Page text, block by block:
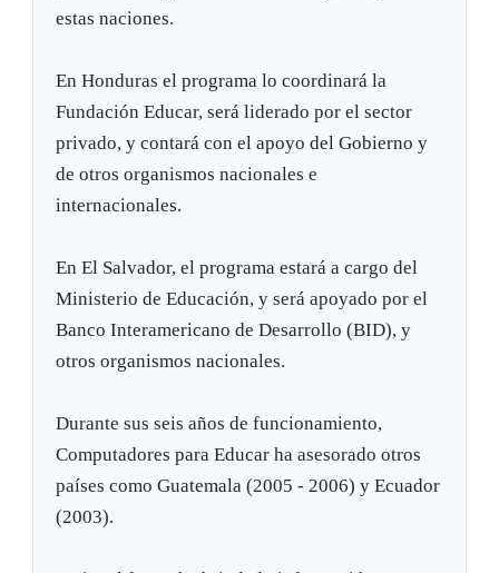
estas naciones.
En Honduras el programa lo coordinará la
Fundación Educar, será liderado por el sector
privado, y contará con el apoyo del Gobierno y
de otros organismos nacionales e
internacionales.
En El Salvador, el programa estará a cargo del
Ministerio de Educación, y será apoyado por el
Banco Interamericano de Desarrollo (BID), y
otros organismos nacionales.
Durante sus seis años de funcionamiento,
Computadores para Educar ha asesorado otros
países como Guatemala (2005 - 2006) y Ecuador
(2003).